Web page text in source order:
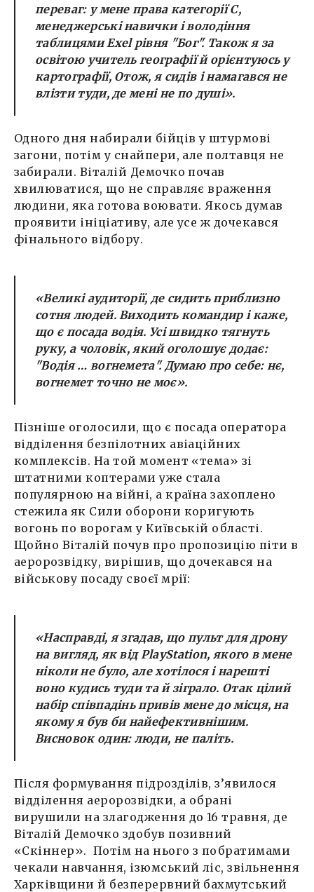
переваг: у мене права категорії С,
менеджерські навички і володіння
таблицями Exel рівня "Бог". Також я за
освітою учитель географії й орієнтуюсь у
картографії, Отож, я сидів і намагався не
влізти туди, де мені не по душі».
Одного дня набирали бійців у штурмові
загони, потім у снайпери, але полтавця не
забирали. Віталій Демочко почав
хвилюватися, що не справляє враження
людини, яка готова воювати. Якось думав
проявити ініціативу, але усе ж дочекався
фінального відбору.
«Великі аудиторії, де сидить приблизно
сотня людей. Виходить командир і каже,
що є посада водія. Усі швидко тягнуть
руку, а чоловік, який оголошує додає:
"Водія … вогнемета". Думаю про себе: нє,
вогнемет точно не моє».
Пізніше оголосили, що є посада оператора
відділення безпілотних авіаційних
комплексів. На той момент «тема» зі
штатними коптерами уже стала
популярною на війні, а країна захоплено
стежила як Сили оборони коригують
вогонь по ворогам у Київській області.
Щойно Віталій почув про пропозицію піти в
аеророзвідку, вирішив, що дочекався на
військову посаду своєї мрії:
«Насправді, я згадав, що пульт для дрону
на вигляд, як від PlayStation, якого в мене
ніколи не було, але хотілося і нарешті
воно кудись туди та й зіграло. Отак цілий
набір співпадінь привів мене до місця, на
якому я був би найефективнішим.
Висновок один: люди, не паліть.
Після формування підрозділів, з’явилося
відділення аеророзвідки, а обрані
вирушили на злагодження до 16 травня, де
Віталій Демочко здобув позивний
«Скіннер». Потім на нього з побратимами
чекали навчання, ізюмський ліс, звільнення
Харківщини й безперервний бахмутський